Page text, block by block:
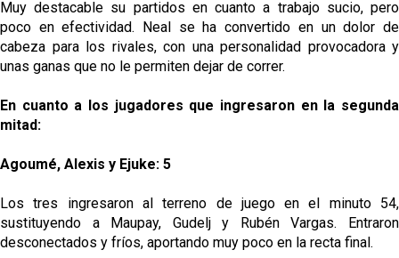
Muy destacable su partidos en cuanto a trabajo sucio, pero
poco en efectividad. Neal se ha convertido en un dolor de
cabeza para los rivales, con una personalidad provocadora y
unas ganas que no le permiten dejar de correr.
En cuanto a los jugadores que ingresaron en la segunda
mitad:
Agoumé, Alexis y Ejuke: 5
Los tres ingresaron al terreno de juego en el minuto 54,
sustituyendo a Maupay, Gudelj y Rubén Vargas. Entraron
desconectados y fríos, aportando muy poco en la recta final.